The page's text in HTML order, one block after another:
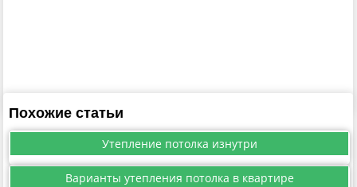
Похожие статьи
Утепление потолка изнутри
Варианты утепления потолка в квартире